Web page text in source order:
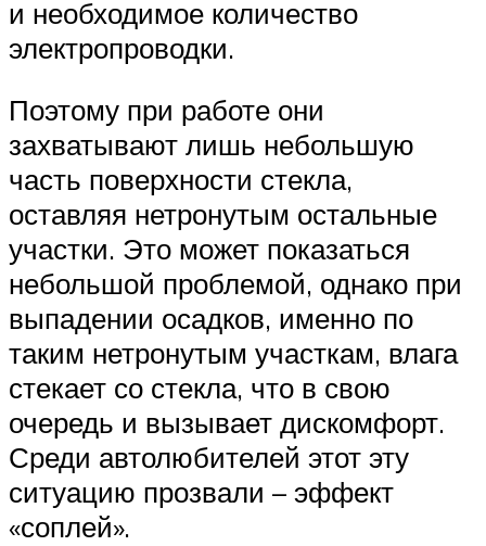
и необходимое количество
электропроводки.
Поэтому при работе они
захватывают лишь небольшую
часть поверхности стекла,
оставляя нетронутым остальные
участки. Это может показаться
небольшой проблемой, однако при
выпадении осадков, именно по
таким нетронутым участкам, влага
стекает со стекла, что в свою
очередь и вызывает дискомфорт.
Среди автолюбителей этот эту
ситуацию прозвали – эффект
«соплей».